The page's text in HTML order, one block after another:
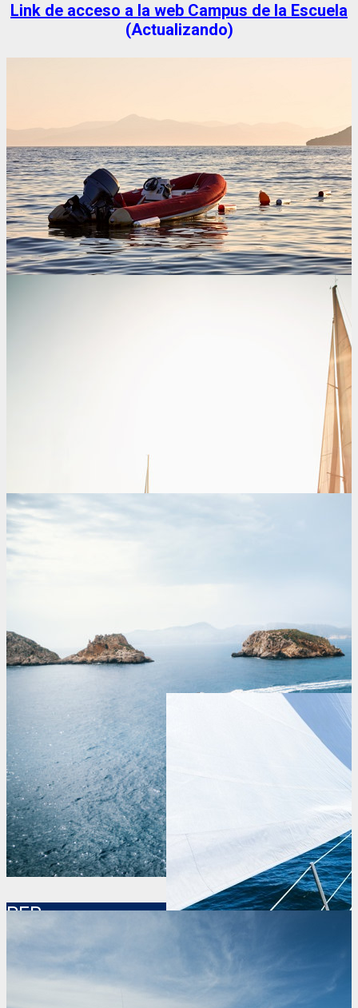
Link de acceso a la web Campus de la Escuela
(Actualizando)
+ MÁS INFORMACIÓN
PER
Patrón de Yate